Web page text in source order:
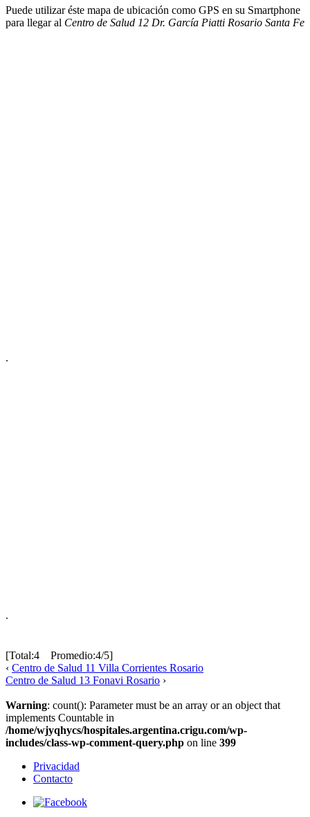
Puede utilizar éste mapa de ubicación como GPS en su Smartphone
para llegar al Centro de Salud 12 Dr. García Piatti Rosario Santa Fe
.
.
[Total:4 Promedio:4/5]
‹ Centro de Salud 11 Villa Corrientes Rosario
Centro de Salud 13 Fonavi Rosario ›
Warning: count(): Parameter must be an array or an object that
implements Countable in
/home/wjyqhycs/hospitales.argentina.crigu.com/wp-
includes/class-wp-comment-query.php on line 399
Privacidad
Contacto